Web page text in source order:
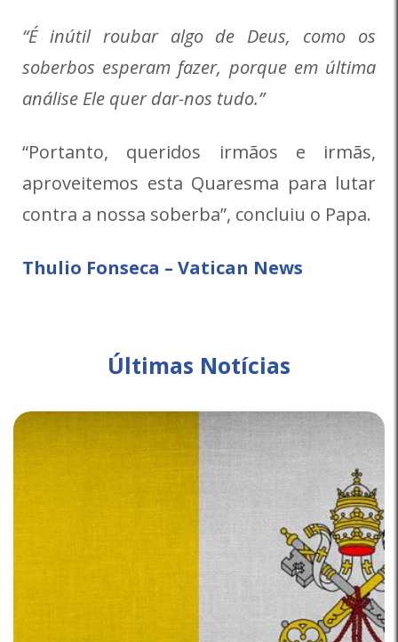
“É inútil roubar algo de Deus, como os
soberbos esperam fazer, porque em última
análise Ele quer dar-nos tudo.”
“Portanto, queridos irmãos e irmãs,
aproveitemos esta Quaresma para lutar
contra a nossa soberba”, concluiu o Papa.
Thulio Fonseca – Vatican News
Últimas Notícias